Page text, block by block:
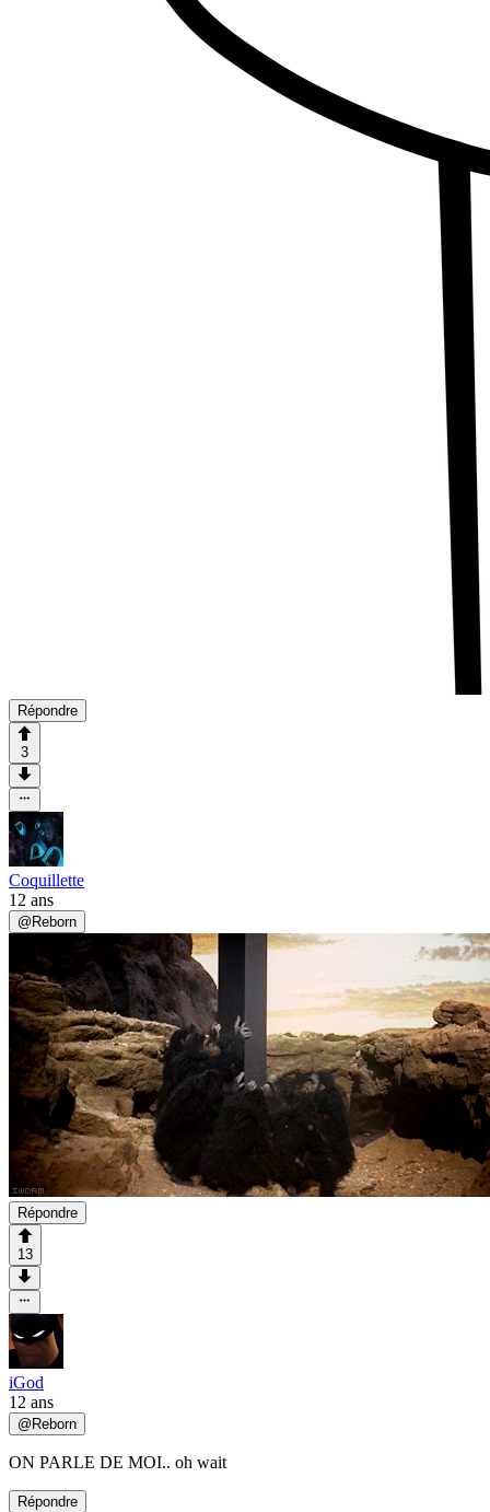
Répondre
3
Coquillette
12 ans
@ Reborn
Répondre
13
iGod
12 ans
@ Reborn
ON PARLE DE MOI.. oh wait
Répondre